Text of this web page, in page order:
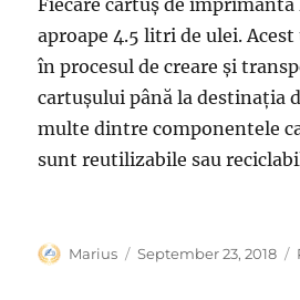
aproape 4.5 litri de ulei.
în procesul de creare și
cartușului până la destinația
multe dintre componentele
sunt reutilizabile sau
Author
Marius
Posted
September 23, 2018